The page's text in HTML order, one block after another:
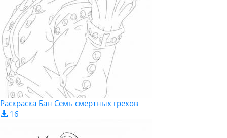
Раскраска Бан Семь смертных грехов
16